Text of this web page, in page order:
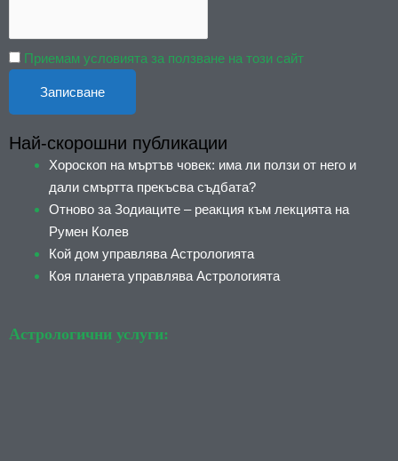
Приемам условията за ползване на този сайт
Най-скорошни публикации
Хороскоп на мъртъв човек: има ли ползи от него и
дали смъртта прекъсва съдбата?
Отново за Зодиаците – реакция към лекцията на
Румен Колев
Кой дом управлява Астрологията
Коя планета управлява Астрологията
Астрологични услуги: